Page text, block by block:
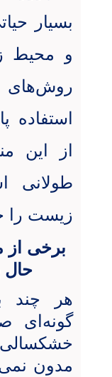
بسیار
و محیط
روش‌های
استفاده
از این
طولانی
زیست را
برخی از
حال
هر چند
گونه‌ای
خشکسالی
مدون